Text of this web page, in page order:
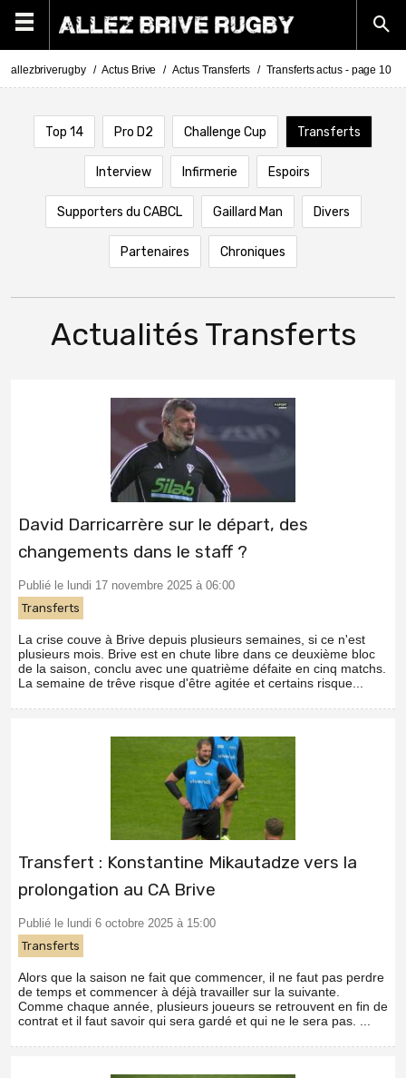
allezbriverugby Actus Brive Actus Transferts Transferts actus - page 10
Top 14 Pro D2 Challenge Cup Transferts
Interview Infirmerie Espoirs
Supporters du CABCL Gaillard Man Divers
Partenaires Chroniques
Actualités Transferts
David Darricarrère sur le départ, des
changements dans le staff ?
Publié le lundi 17 novembre 2025 à 06:00
Transferts
La crise couve à Brive depuis plusieurs semaines, si ce n'est
plusieurs mois. Brive est en chute libre dans ce deuxième bloc
de la saison, conclu avec une quatrième défaite en cinq matchs.
La semaine de trêve risque d'être agitée et certains risque...
Transfert : Konstantine Mikautadze vers la
prolongation au CA Brive
Publié le lundi 6 octobre 2025 à 15:00
Transferts
Alors que la saison ne fait que commencer, il ne faut pas perdre
de temps et commencer à déjà travailler sur la suivante.
Comme chaque année, plusieurs joueurs se retrouvent en fin de
contrat et il faut savoir qui sera gardé et qui ne le sera pas. ...